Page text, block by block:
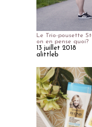
Le Trio-pousette
on en pense quoi?
13 juillet 2018
alittleb